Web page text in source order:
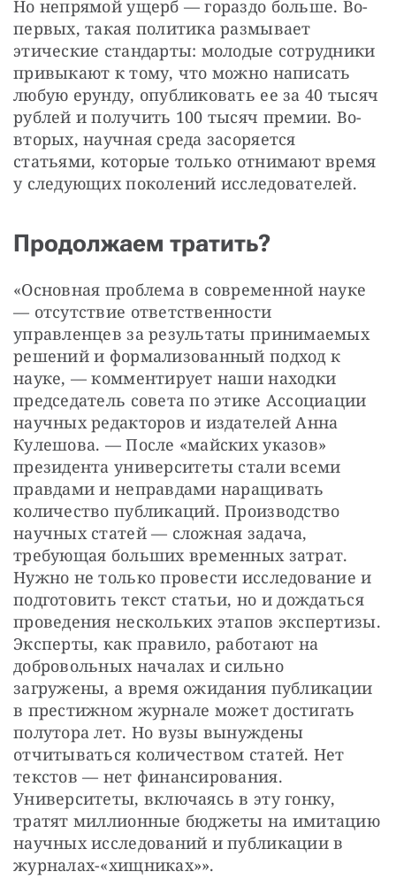
Но непрямой ущерб — гораздо больше. Во-
первых, такая политика размывает
этические стандарты: молодые сотрудники
привыкают к тому, что можно написать
любую ерунду, опубликовать ее за 40 тысяч
рублей и получить 100 тысяч премии. Во-
вторых, научная среда засоряется
статьями, которые только отнимают время
у следующих поколений исследователей.
Продолжаем тратить?
«Основная проблема в современной науке
— отсутствие ответственности
управленцев за результаты принимаемых
решений и формализованный подход к
науке, — комментирует наши находки
председатель совета по этике Ассоциации
научных редакторов и издателей Анна
Кулешова. — После «майских указов»
президента университеты стали всеми
правдами и неправдами наращивать
количество публикаций. Производство
научных статей — сложная задача,
требующая больших временных затрат.
Нужно не только провести исследование и
подготовить текст статьи, но и дождаться
проведения нескольких этапов экспертизы.
Эксперты, как правило, работают на
добровольных началах и сильно
загружены, а время ожидания публикации
в престижном журнале может достигать
полутора лет. Но вузы вынуждены
отчитываться количеством статей. Нет
текстов — нет финансирования.
Университеты, включаясь в эту гонку,
тратят миллионные бюджеты на имитацию
научных исследований и публикации в
журналах-«хищниках»».